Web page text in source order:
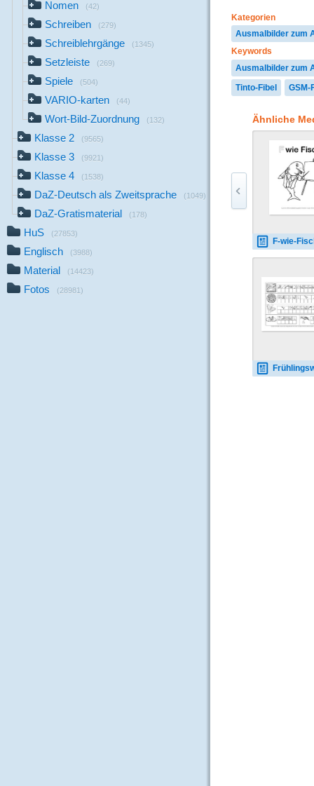
Nomen (42)
Schreiben (279)
Schreiblehrgänge (1345)
Setzleiste (269)
Spiele (504)
VARIO-karten (44)
Wort-Bild-Zuordnung (132)
Klasse 2 (9565)
Klasse 3 (9921)
Klasse 4 (1538)
DaZ-Deutsch als Zweitsprache (1049)
DaZ-Gratismaterial (178)
HuS (27853)
Englisch (3988)
Material (14423)
Fotos (28981)
Kategorien
Ausmalbilder zum
Keywords
Ausmalbilder zum
Tinto-Fibel
GSM-
Ähnliche
F-wie-Fisch-
Frühlingswörter-Anlautschrift-mit-